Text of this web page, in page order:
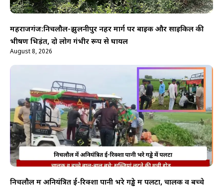
महराजगंज:निचलौल-झुलनीपुर नहर मार्ग पर बाइक और साइकिल की
भीषण भिड़ंत, दो लोग गंभीर रूप से घायल
August 8, 2026
निचलौल में अनियंत्रित ई-रिक्शा पानी भरे गड्ढे में पलटा, चालक व बच्चे